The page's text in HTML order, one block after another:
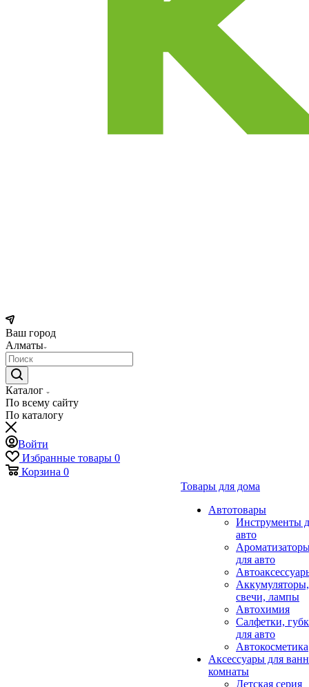
Ваш город
Алматы
Каталог
По всему сайту
По каталогу
Войти
Избранные товары 0
Корзина 0
Товары для дома
Автотовары
Инструменты
авто
для авто
Аккумуляторы,
свечи, лампы
Автохимия
Салфетки,
для авто
Автокосметика
Аксессуары для
комнаты
Детская серия